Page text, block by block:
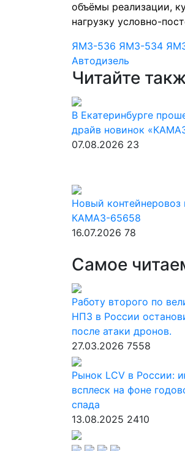
объёмы реализации,
нагрузку условно-
ЯМЗ-536 ЯМЗ-534
Автодизель
Читайте
В Екатеринбурге
драйв новинок
07.08.2026 23
Новый контейнеровоз
КАМАЗ-65658
16.07.2026 78
Самое
Работу второго по
НПЗ в России
после атаки дронов.
27.03.2026 7558
Рынок LCV в России:
всплеск на фоне
спада
13.08.2025 2410